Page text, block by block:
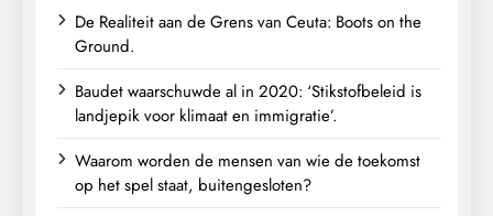
De Realiteit aan de Grens van Ceuta: Boots on the
Ground.
Baudet waarschuwde al in 2020: ‘Stikstofbeleid is
landjepik voor klimaat en immigratie’.
Waarom worden de mensen van wie de toekomst
op het spel staat, buitengesloten?